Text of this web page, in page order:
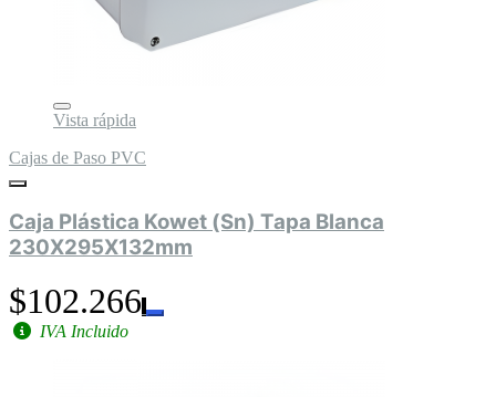
Vista rápida
Cajas de Paso PVC
Caja Plástica Kowet (Sn) Tapa Blanca
230X295X132mm
$102.266
IVA Incluido